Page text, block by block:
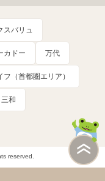
スバリュ
カドー 万代
フ（首都圏エリア）
三和
reserved.